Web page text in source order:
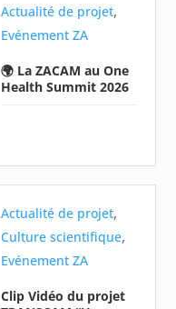
Actualité de projet,
Evénement ZA
🌍 La ZACAM au One
Health Summit 2026
Actualité de projet,
Culture scientifique,
Evénement ZA
Clip Vidéo du projet